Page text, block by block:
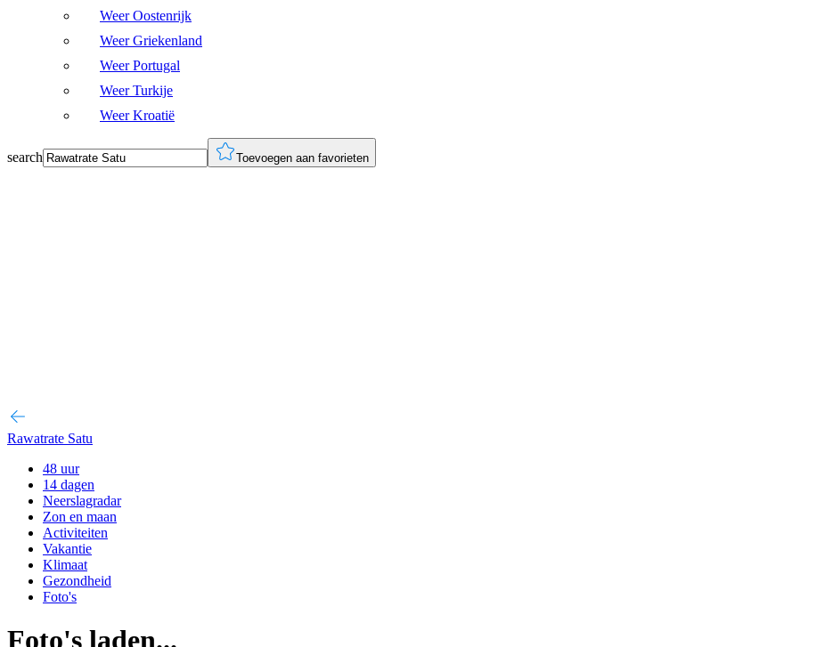
Weer Oostenrijk
Weer Griekenland
Weer Portugal
Weer Turkije
Weer Kroatië
search Toevoegen aan favorieten
Rawatrate Satu
48 uur
14 dagen
Neerslagradar
Zon en maan
Activiteiten
Vakantie
Klimaat
Gezondheid
Foto's
Foto's laden...